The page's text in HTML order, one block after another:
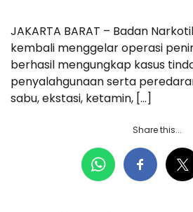
JAKARTA BARAT – Badan
kembali menggelar operasi
berhasil mengungkap kasus
penyalahgunaan serta
sabu, ekstasi, ketamin, […]
Share this...